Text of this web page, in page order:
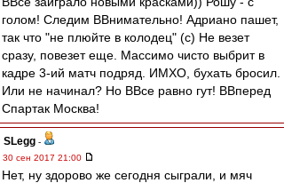
голом! Следим ВВнимательно! Адриано пашет,
так что "не плюйте в колодец" (с) Не везет
сразу, повезет еще. Массимо чисто выбрит в
кадре 3-ий матч подряд. ИМХО, бухать бросил.
Или не начинал? Но ВВсе равно гут! ВВперед
Спартак Москва!
SLegg -
30 сен 2017 21:00
Нет, ну здорово же сегодня сыграли, и мяч